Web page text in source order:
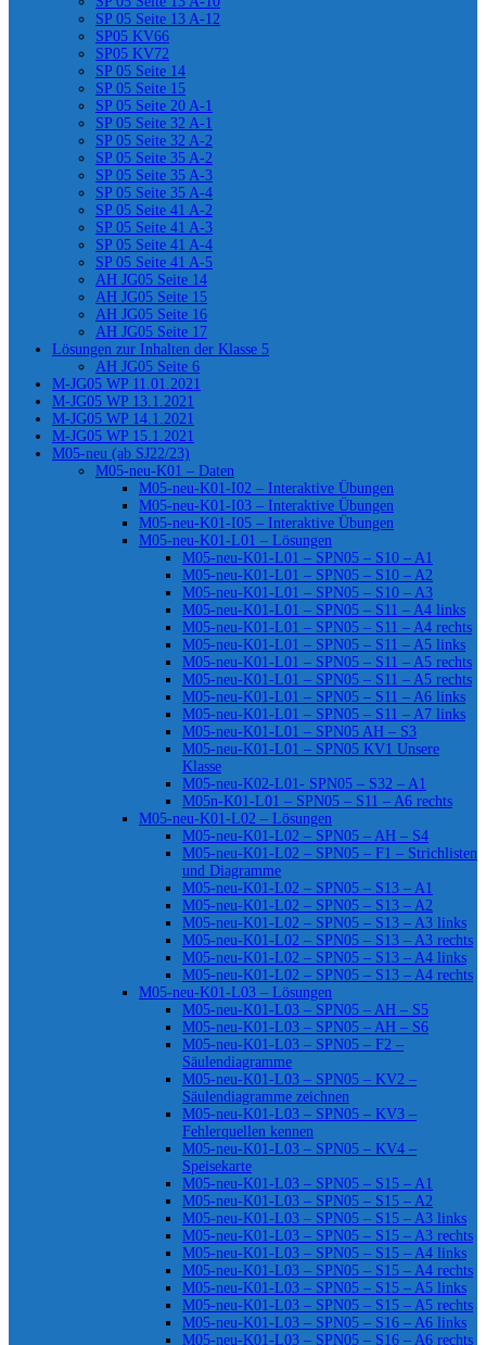
SP 05 Seite 13 A-12
SP05 KV66
SP05 KV72
SP 05 Seite 14
SP 05 Seite 15
SP 05 Seite 20 A-1
SP 05 Seite 32 A-1
SP 05 Seite 32 A-2
SP 05 Seite 35 A-2
SP 05 Seite 35 A-3
SP 05 Seite 35 A-4
SP 05 Seite 41 A-2
SP 05 Seite 41 A-3
SP 05 Seite 41 A-4
SP 05 Seite 41 A-5
AH JG05 Seite 14
AH JG05 Seite 15
AH JG05 Seite 16
AH JG05 Seite 17
Lösungen zur Inhalten der Klasse 5
AH JG05 Seite 6
M-JG05 WP 11.01.2021
M-JG05 WP 13.1.2021
M-JG05 WP 14.1.2021
M-JG05 WP 15.1.2021
M05-neu (ab SJ22/23)
M05-neu-K01 – Daten
M05-neu-K01-I02 – Interaktive Übungen
M05-neu-K01-I03 – Interaktive Übungen
M05-neu-K01-I05 – Interaktive Übungen
M05-neu-K01-L01 – Lösungen
M05-neu-K01-L01 – SPN05 – S10 – A1
M05-neu-K01-L01 – SPN05 – S10 – A2
M05-neu-K01-L01 – SPN05 – S10 – A3
M05-neu-K01-L01 – SPN05 – S11 – A4 links
M05-neu-K01-L01 – SPN05 – S11 – A4 rechts
M05-neu-K01-L01 – SPN05 – S11 – A5 links
M05-neu-K01-L01 – SPN05 – S11 – A5 rechts
M05-neu-K01-L01 – SPN05 – S11 – A5 rechts
M05-neu-K01-L01 – SPN05 – S11 – A6 links
M05-neu-K01-L01 – SPN05 – S11 – A7 links
M05-neu-K01-L01 – SPN05 AH – S3
M05-neu-K01-L01 – SPN05 KV1 Unsere
Klasse
M05-neu-K02-L01- SPN05 – S32 – A1
M05n-K01-L01 – SPN05 – S11 – A6 rechts
M05-neu-K01-L02 – Lösungen
M05-neu-K01-L02 – SPN05 – AH – S4
M05-neu-K01-L02 – SPN05 – F1 – Strichlisten
und Diagramme
M05-neu-K01-L02 – SPN05 – S13 – A1
M05-neu-K01-L02 – SPN05 – S13 – A2
M05-neu-K01-L02 – SPN05 – S13 – A3 links
M05-neu-K01-L02 – SPN05 – S13 – A3 rechts
M05-neu-K01-L02 – SPN05 – S13 – A4 links
M05-neu-K01-L02 – SPN05 – S13 – A4 rechts
M05-neu-K01-L03 – Lösungen
M05-neu-K01-L03 – SPN05 – AH – S5
M05-neu-K01-L03 – SPN05 – AH – S6
M05-neu-K01-L03 – SPN05 – F2 –
Säulendiagramme
M05-neu-K01-L03 – SPN05 – KV2 –
Säulendiagramme zeichnen
M05-neu-K01-L03 – SPN05 – KV3 –
Fehlerquellen kennen
M05-neu-K01-L03 – SPN05 – KV4 –
Speisekarte
M05-neu-K01-L03 – SPN05 – S15 – A1
M05-neu-K01-L03 – SPN05 – S15 – A2
M05-neu-K01-L03 – SPN05 – S15 – A3 links
M05-neu-K01-L03 – SPN05 – S15 – A3 rechts
M05-neu-K01-L03 – SPN05 – S15 – A4 links
M05-neu-K01-L03 – SPN05 – S15 – A4 rechts
M05-neu-K01-L03 – SPN05 – S15 – A5 links
M05-neu-K01-L03 – SPN05 – S15 – A5 rechts
M05-neu-K01-L03 – SPN05 – S16 – A6 links
M05-neu-K01-L03 – SPN05 – S16 – A6 rechts